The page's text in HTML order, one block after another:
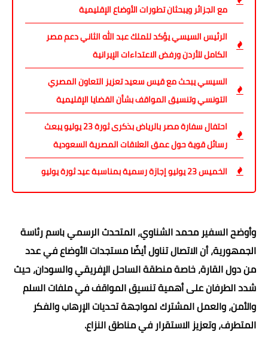
مع الجزائر ويبحثان تطورات الأوضاع الإقليمية
الرئيس السيسي يؤكد للملك عبد الله الثاني دعم مصر
الكامل للأردن ورفض الاعتداءات الإيرانية
السيسي يبحث مع قيس سعيد تعزيز التعاون المصري
التونسي وتنسيق المواقف بشأن القضايا الإقليمية
احتفال سفارة مصر بالرياض بذكرى ثورة 23 يوليو يبعث
رسائل قوية حول عمق العلاقات المصرية السعودية
الخميس 23 يوليو إجازة رسمية بمناسبة عيد ثورة يوليو
وأوضح السفير محمد الشناوي، المتحدث الرسمي باسم رئاسة
الجمهورية، أن الاتصال تناول أيضًا مستجدات الأوضاع في عدد
من دول القارة، خاصة منطقة الساحل الإفريقي والسودان، حيث
شدد الطرفان على أهمية تنسيق المواقف في ملفات السلم
والأمن، والعمل المشترك لمواجهة تحديات الإرهاب والفكر
المتطرف، وتعزيز الاستقرار في مناطق النزاع.